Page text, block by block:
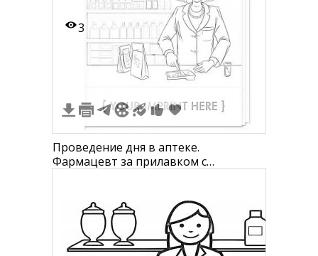
3
Проведение дня в аптеке.
Фармацевт за прилавком с
пакетиками на фоне полок с
медикаментами.